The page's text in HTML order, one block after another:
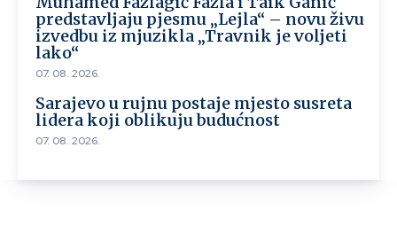
predstavljaju pjesmu „Lejla“ – novu živu
izvedbu iz mjuzikla „Travnik je voljeti
lako“
07. 08. 2026.
Sarajevo u rujnu postaje mjesto susreta
lidera koji oblikuju budućnost
07. 08. 2026.